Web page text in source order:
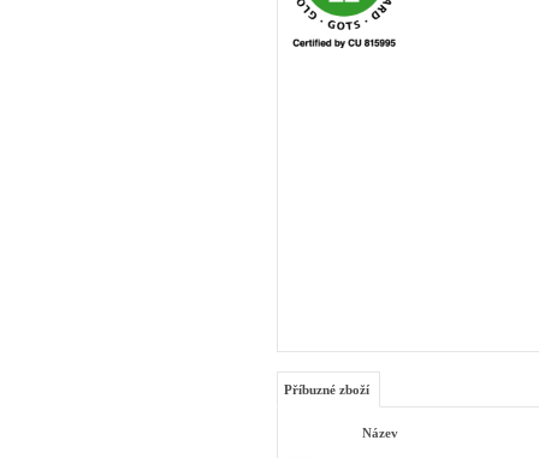
Příbuzné zboží
Název